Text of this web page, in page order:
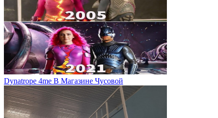
Dynatrope 4me В Магазине Чусовой